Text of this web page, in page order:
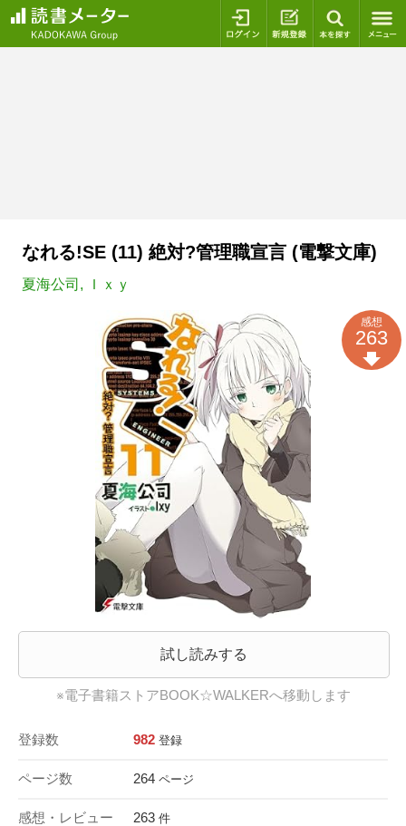
ログイン 新規登録
なれる!SE (11) 絶対?管理職宣言 (電撃文庫)
夏海公司 , Ｉｘｙ
試し読みする
※電子書籍ストアBOOK☆WALKERへ移動します
登録数 982 登録
ページ数 264 ページ
感想・レビュー 263 件
感想
263